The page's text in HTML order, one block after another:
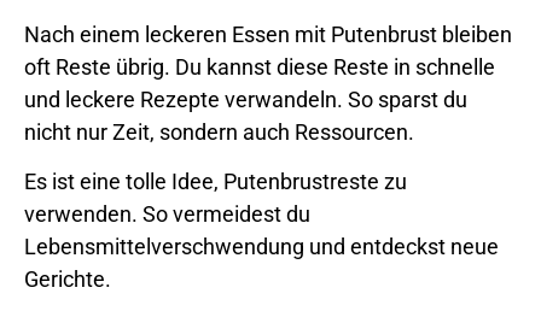
Nach einem leckeren Essen mit Putenbrust bleiben
oft Reste übrig. Du kannst diese Reste in schnelle
und leckere Rezepte verwandeln. So sparst du
nicht nur Zeit, sondern auch Ressourcen.
Es ist eine tolle Idee, Putenbrustreste zu
verwenden. So vermeidest du
Lebensmittelverschwendung und entdeckst neue
Gerichte.